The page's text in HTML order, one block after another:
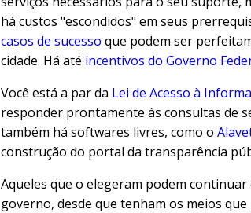
há custos "escondidos" em seus
casos de sucesso que podem ser
cidade. Há até incentivos do Governo
Você está a par da Lei de Acesso à
responder prontamente às consultas de
também há softwares livres, como o
construção do portal da transparência
Aqueles que o elegeram podem
governo, desde que tenham os meios